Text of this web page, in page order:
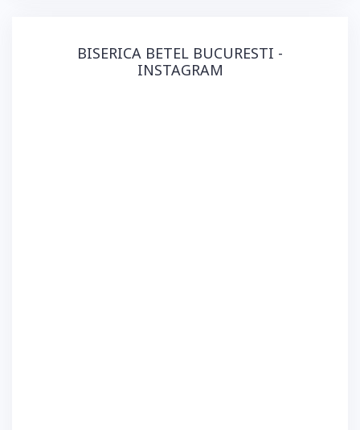
BISERICA BETEL BUCURESTI -
INSTAGRAM